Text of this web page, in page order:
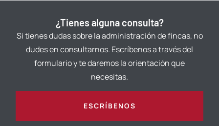
¿Tienes alguna consulta?
Si tienes dudas sobre la administración de fincas, no
dudes en consultarnos. Escríbenos a través del
formulario y te daremos la orientación que
necesitas.
ESCRÍBENOS